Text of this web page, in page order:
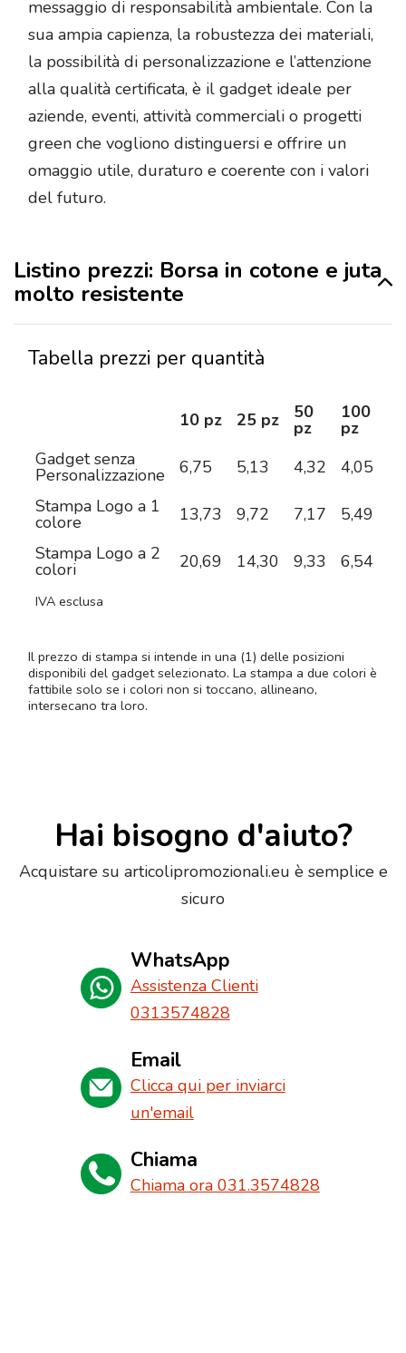
messaggio di responsabilità ambientale. Con la
sua ampia capienza, la robustezza dei materiali,
la possibilità di personalizzazione e l’attenzione
alla qualità certificata, è il gadget ideale per
aziende, eventi, attività commerciali o progetti
green che vogliono distinguersi e offrire un
omaggio utile, duraturo e coerente con i valori
del futuro.
Listino prezzi: Borsa in cotone e juta
molto resistente
Tabella prezzi per quantità
10 pz 25 pz 50
pz
100
pz
Gadget senza
Personalizzazione 6,75 5,13 4,32 4,05
Stampa Logo a 1
colore 13,73 9,72 7,17 5,49
Stampa Logo a 2
colori 20,69 14,30 9,33 6,54
IVA esclusa
Il prezzo di stampa si intende in una (1) delle posizioni
disponibili del gadget selezionato. La stampa a due colori è
fattibile solo se i colori non si toccano, allineano,
intersecano tra loro.
Hai bisogno d'aiuto?
Acquistare su articolipromozionali.eu è semplice e
sicuro
WhatsApp
Assistenza Clienti
0313574828
Email
Clicca qui per inviarci
un'email
Chiama
Chiama ora 031.3574828